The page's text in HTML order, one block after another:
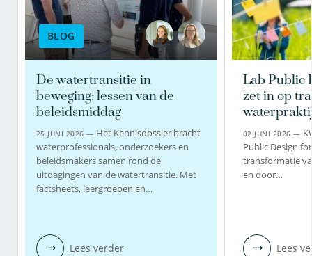
BLOG
De watertransitie in
beweging: lessen van de
beleidsmiddag
25 JUNI 2026 — Het Kennisdossier bracht
waterprofessionals, onderzoekers en
beleidsmakers samen rond de
uitdagingen van de watertransitie. Met
factsheets, leergroepen en…
Lees verder
Lab Public
zet in op
02 JUNI 2026 —
Public Design
transformatie
en door…
Lees